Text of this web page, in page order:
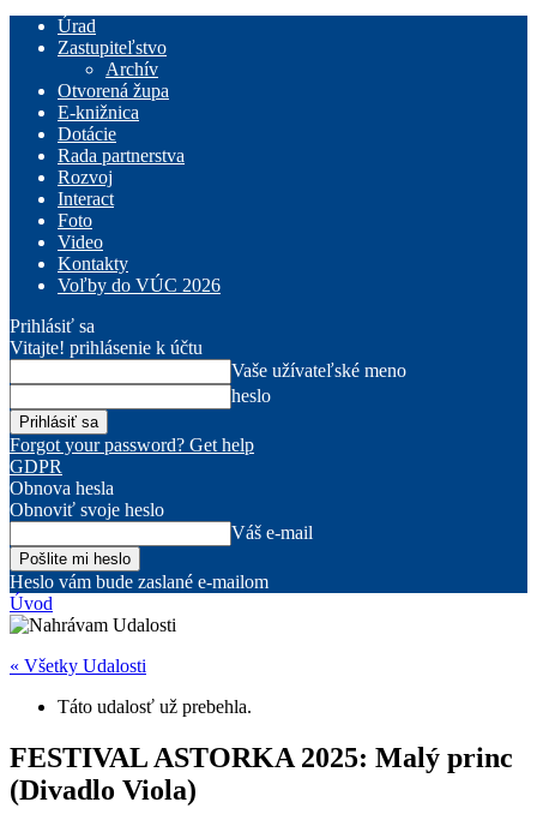
Úrad
Zastupiteľstvo
Archív
Otvorená župa
E-knižnica
Dotácie
Rada partnerstva
Rozvoj
Interact
Foto
Video
Kontakty
Voľby do VÚC 2026
Prihlásiť sa
Vitajte! prihlásenie k účtu
Vaše užívateľské meno
heslo
Forgot your password? Get help
GDPR
Obnova hesla
Obnoviť svoje heslo
Váš e-mail
Heslo vám bude zaslané e-mailom
Úvod
« Všetky Udalosti
Táto udalosť už prebehla.
FESTIVAL ASTORKA 2025: Malý princ
(Divadlo Viola)